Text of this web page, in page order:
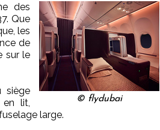
© flydubai
des
Que
les
de
sur le
siège
lit,
large.